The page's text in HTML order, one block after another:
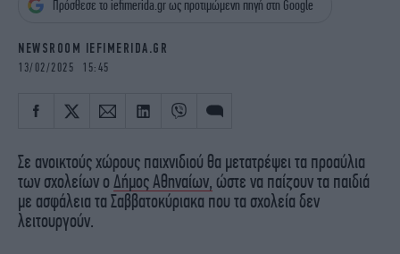
iBOOKS
ΖΩΔΙΑ
MEDIA
NEWSLETTER
Πρόσθεσε το iefimerida.gr ως προτιμώμενη πηγή στη Google
NEWSROOM IEFIMERIDA.GR
13/02/2025 15:45
Σε ανοικτούς χώρους παιχνιδιού θα μετατρέψει τα προαύλια
των σχολείων ο Δήμος Αθηναίων, ώστε να παίζουν τα παιδιά
με ασφάλεια τα Σαββατοκύριακα που τα σχολεία δεν
λειτουργούν.